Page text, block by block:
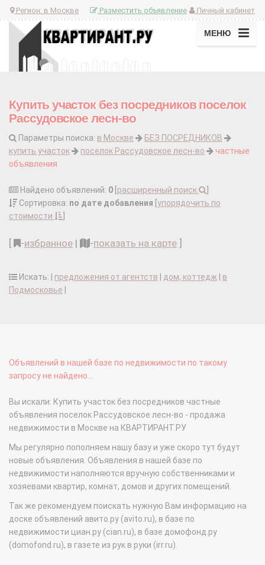
Регион: в Москве Личный кабинет
Разместить объявление
МЕНЮ
Купить участок без посредников поселок
Рассудовское лесн-во
Параметры поиска: в Москве
БЕЗ ПОСРЕДНИКОВ
купить участок
поселок Рассудовское лесн-во
частные
объявления
Найдено объявлений: 0 расширенный поиск
Сортировка: по дате добавления упорядочить по
стоимости
-избранное | -показать на карте
Искать: | предложения от агентств дом, коттедж
в
Подмосковье
Объявлений в нашей базе по недвижимости по такому
запросу не найдено...
Вы искали: Купить участок без посредников частные
объявления поселок Рассудовское лесн-во - продажа
недвижимости в Москве на КВАРТИРАНТ.РУ
Мы регулярно пополняем нашу базу и уже скоро тут будут
новые объявления. Объявления в нашей базе по
недвижимости наполняются вручную собственниками и
хозяевами квартир, комнат, домов и других помещений.
Так же рекомендуем поискать нужную Вам информацию на
доске объявлений авито.ру (avito.ru), в базе по
недвижимости циан.ру (cian.ru), в базе домофонд.ру
(domofond.ru), в газете из рук в руки (irr.ru).